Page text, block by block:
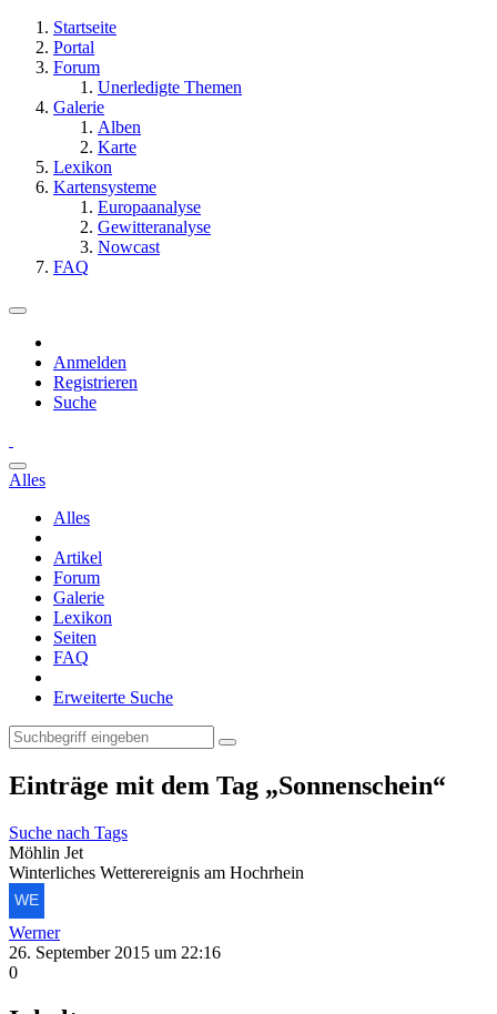
Startseite
Portal
Forum
Unerledigte Themen
Galerie
Alben
Karte
Lexikon
Kartensysteme
Europaanalyse
Gewitteranalyse
Nowcast
FAQ
Anmelden
Registrieren
Suche
Alles
Alles
Artikel
Forum
Galerie
Lexikon
Seiten
FAQ
Erweiterte Suche
Einträge mit dem Tag „Sonnenschein“
Suche nach Tags
Möhlin Jet
Winterliches Wetterereignis am Hochrhein
Werner
26. September 2015 um 22:16
0